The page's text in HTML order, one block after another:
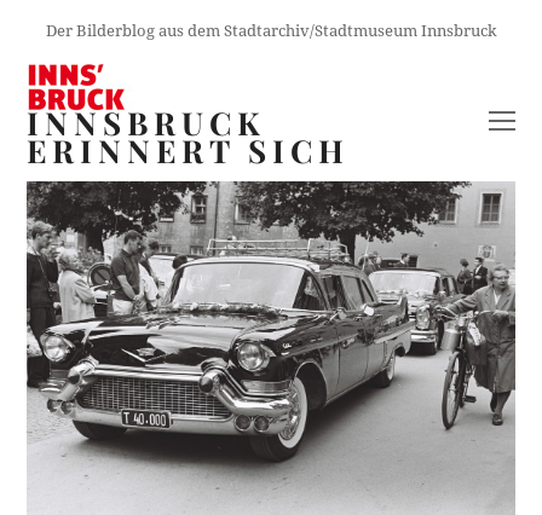
Der Bilderblog aus dem Stadtarchiv/Stadtmuseum Innsbruck
INNSBRUCK
ERINNERT SICH